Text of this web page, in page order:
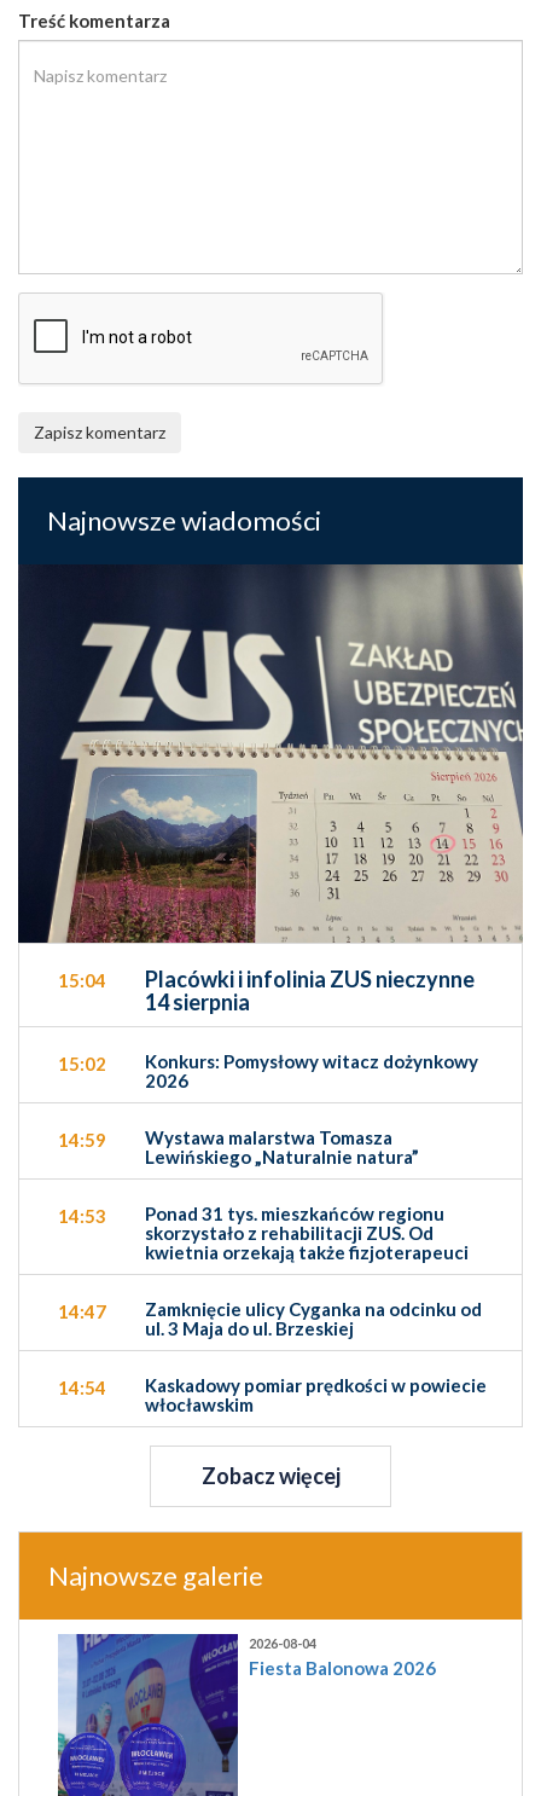
Treść komentarza
Zapisz komentarz
Najnowsze wiadomości
15:04
Placówki i infolinia ZUS nieczynne
14 sierpnia
15:02
Konkurs: Pomysłowy witacz dożynkowy
2026
14:59
Wystawa malarstwa Tomasza
Lewińskiego „Naturalnie natura”
14:53
Ponad 31 tys. mieszkańców regionu
skorzystało z rehabilitacji ZUS. Od
kwietnia orzekają także fizjoterapeuci
14:47
Zamknięcie ulicy Cyganka na odcinku od
ul. 3 Maja do ul. Brzeskiej
14:54
Kaskadowy pomiar prędkości w powiecie
włocławskim
Zobacz więcej
Najnowsze galerie
2026-08-04
Fiesta Balonowa 2026